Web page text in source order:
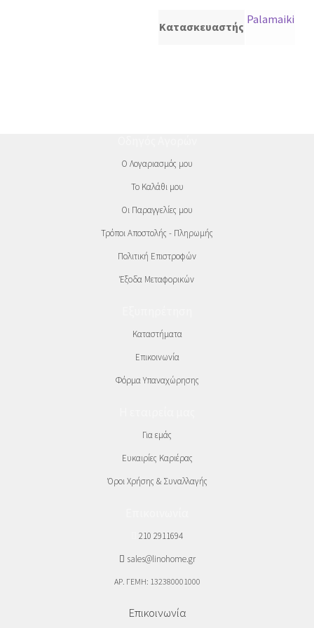
Κατασκευαστής
Palamaiki
Ο Λογαριασμός μου
Το Καλάθι μου
Οι Παραγγελίες μου
Τρόποι Αποστολής - Πληρωμής
Πολιτική Επιστροφών
Έξοδα Μεταφορικών
Καταστήματα
Επικοινωνία
Φόρμα Υπαναχώρησης
Για εμάς
Ευκαιρίες Καριέρας
Όροι Χρήσης & Συναλλαγής
210 2911694
sales@linohome.gr
ΑΡ. ΓΕΜΗ: 132380001000
Επικοινωνία